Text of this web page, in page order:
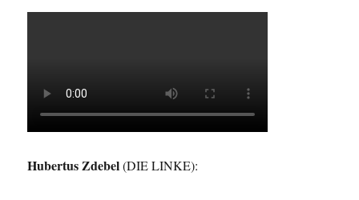
Hubertus Zdebel(DIE LINKE):